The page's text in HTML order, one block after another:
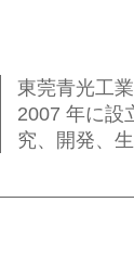
東莞青光工
2007 年に設
究、開発、